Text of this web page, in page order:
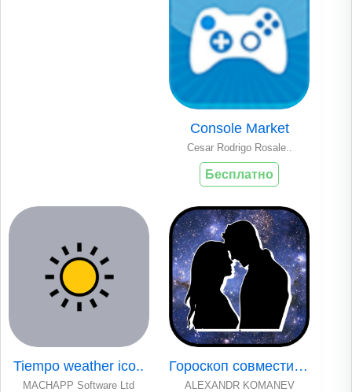
Console Market
Cesar Rodrigo Rosale..
Бесплатно
Tiempo weather ico..
MACHAPP Software Ltd
Гороскоп совместим..
ALEXANDR KOMANEV